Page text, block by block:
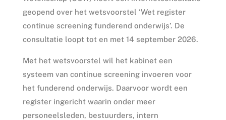
geopend over het wetsvoorstel ‘Wet register
continue screening funderend onderwijs’. De
consultatie loopt tot en met 14 september 2026.
Met het wetsvoorstel wil het kabinet een
systeem van continue screening invoeren voor
het funderend onderwijs. Daarvoor wordt een
register ingericht waarin onder meer
personeelsleden, bestuurders, intern